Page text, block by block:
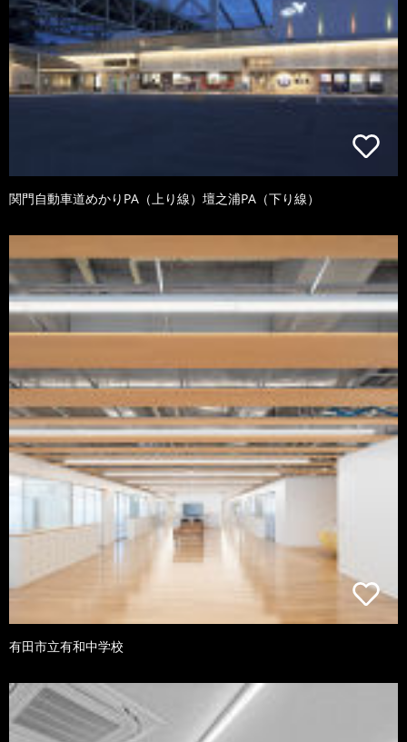
関門自動車道めかりPA（上り線）壇之浦PA（下り線）
有田市立有和中学校